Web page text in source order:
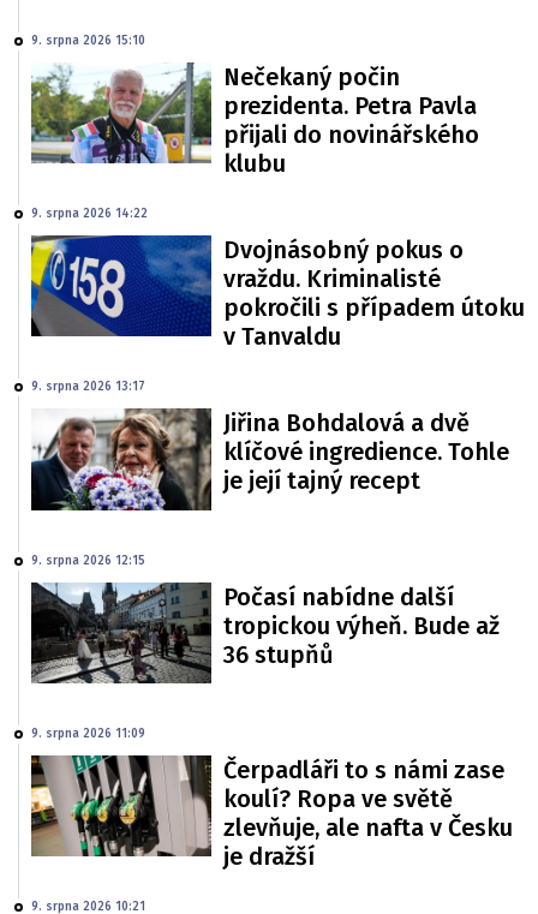
9. srpna 2026 15:10
Nečekaný počin
prezidenta. Petra Pavla
přijali do novinářského
klubu
9. srpna 2026 14:22
Dvojnásobný pokus o
vraždu. Kriminalisté
pokročili s případem útoku
v Tanvaldu
9. srpna 2026 13:17
Jiřina Bohdalová a dvě
klíčové ingredience. Tohle
je její tajný recept
9. srpna 2026 12:15
Počasí nabídne další
tropickou výheň. Bude až
36 stupňů
9. srpna 2026 11:09
Čerpadláři to s námi zase
koulí? Ropa ve světě
zlevňuje, ale nafta v Česku
je dražší
9. srpna 2026 10:21